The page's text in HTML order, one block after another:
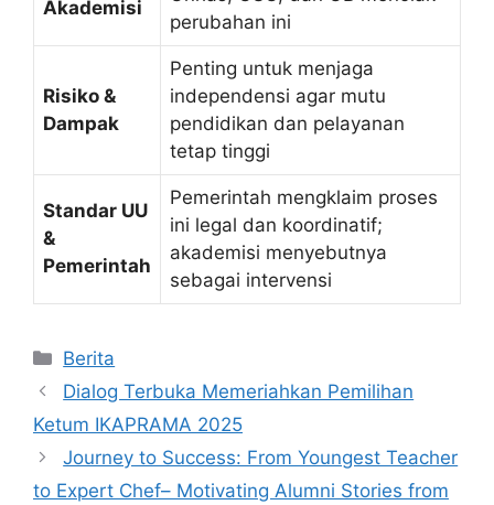
Akademisi
perubahan ini
Risiko &
Dampak
Penting untuk menjaga
independensi agar mutu
pendidikan dan pelayanan
tetap tinggi
Standar UU
&
Pemerintah
Pemerintah mengklaim proses
ini legal dan koordinatif;
akademisi menyebutnya
sebagai intervensi
Kategori
Berita
Dialog Terbuka Memeriahkan Pemilihan
Ketum IKAPRAMA 2025
Journey to Success: From Youngest Teacher
to Expert Chef– Motivating Alumni Stories from